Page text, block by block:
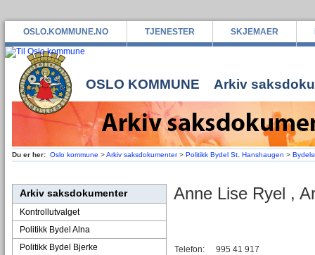
OSLO.KOMMUNE.NO TJENESTER SKJEMAER
OSLO KOMMUNE Arkiv
Du er her: Oslo kommune >Arkiv saksdokumenter> Politikk Bydel St. Hanshaugen >
Arkiv saksdokumenter
Kontrollutvalget
Politikk Bydel Alna
Politikk Bydel Bjerke
Anne Lise Ryel ,
Telefon:
995 41 917